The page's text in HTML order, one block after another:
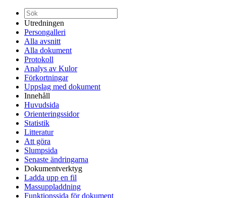
Utredningen
Persongalleri
Alla avsnitt
Alla dokument
Protokoll
Analys av Kulor
Förkortningar
Uppslag med dokument
Innehåll
Huvudsida
Orienteringssidor
Statistik
Litteratur
Att göra
Slumpsida
Senaste ändringarna
Dokumentverktyg
Ladda upp en fil
Massuppladdning
Funktionssida för dokument